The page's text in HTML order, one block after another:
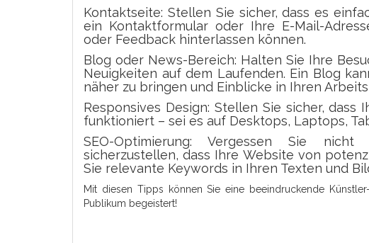
Kontaktseite: Stellen Sie sicher, dass es
ein Kontaktformular oder Ihre E-Mail-
oder Feedback hinterlassen können.
Blog oder News-Bereich: Halten Sie Ihre
Neuigkeiten auf dem Laufenden. Ein Blog
näher zu bringen und Einblicke in Ihren
Responsives Design: Stellen Sie sicher,
funktioniert – sei es auf Desktops, Laptops,
SEO-Optimierung: Vergessen Sie nicht
sicherzustellen, dass Ihre Website von
Sie relevante Keywords in Ihren Texten und
Mit diesen Tipps können Sie eine beeindruckende
Publikum begeistert!